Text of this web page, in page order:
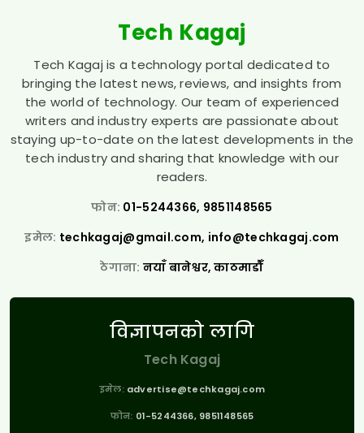
Tech Kagaj
Tech Kagaj is a technology portal dedicated to
bringing the latest news, reviews, and insights from
the world of technology. Our team of experienced
writers and industry experts are passionate about
staying up-to-date on the latest developments in the
tech industry and sharing that knowledge with our
readers.
फोन: 01-5244366, 9851148565
इमेल: techkagaj@gmail.com, info@techkagaj.com
ठेगाना: नयाँ बानेश्वर, काठमाडौँ
विज्ञापनको लागि
Tech Kagaj
इमेल: advertise@techkagaj.com
फोन: 01-5244366, 9851148565